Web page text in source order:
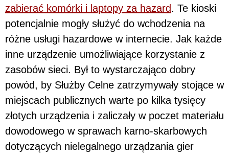
zabierać komórki i laptopy za hazard. Te kioski
potencjalnie mogły służyć do wchodzenia na
różne usługi hazardowe w internecie. Jak każde
inne urządzenie umożliwiające korzystanie z
zasobów sieci. Był to wystarczająco dobry
powód, by Służby Celne zatrzymywały stojące w
miejscach publicznych warte po kilka tysięcy
złotych urządzenia i zaliczały w poczet materiału
dowodowego w sprawach karno-skarbowych
dotyczących nielegalnego urządzania gier